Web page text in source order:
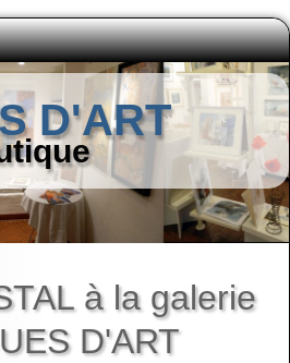
D'ART
à la galerie
D'ART